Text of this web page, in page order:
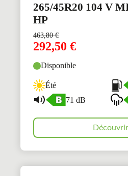
265/45R20 104 V
HP
463,80€
292,50 €
Disponible
Été
71 dB
Découvrir